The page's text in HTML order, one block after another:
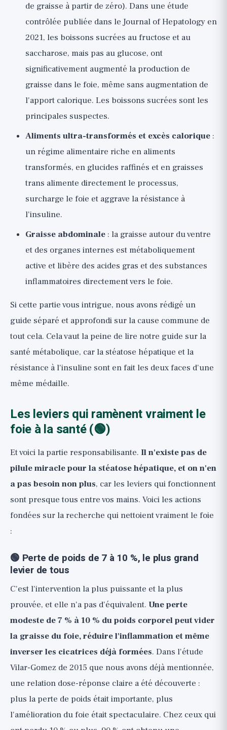
de graisse à partir de zéro). Dans une étude
contrôlée publiée dans le Journal of Hepatology en
2021, les boissons sucrées au fructose et au
saccharose, mais pas au glucose, ont
significativement augmenté la production de
graisse dans le foie, même sans augmentation de
l'apport calorique. Les boissons sucrées sont les
principales suspectes.
Aliments ultra-transformés et excès calorique :
un régime alimentaire riche en aliments
transformés, en glucides raffinés et en graisses
trans alimente directement le processus,
surcharge le foie et aggrave la résistance à
l'insuline.
Graisse abdominale : la graisse autour du ventre
et des organes internes est métaboliquement
active et libère des acides gras et des substances
inflammatoires directement vers le foie.
Si cette partie vous intrigue, nous avons rédigé un
guide séparé et approfondi sur la cause commune de
tout cela. Cela vaut la peine de lire notre guide sur la
santé métabolique, car la stéatose hépatique et la
résistance à l'insuline sont en fait les deux faces d'une
même médaille.
Les leviers qui ramènent vraiment le
foie à la santé (🟢)
Et voici la partie responsabilisante. Il n'existe pas de
pilule miracle pour la stéatose hépatique, et on n'en
a pas besoin non plus, car les leviers qui fonctionnent
sont presque tous entre vos mains. Voici les actions
fondées sur la recherche qui nettoient vraiment le foie
:
🟢 Perte de poids de 7 à 10 %, le plus grand
levier de tous
C'est l'intervention la plus puissante et la plus
prouvée, et elle n'a pas d'équivalent. Une perte
modeste de 7 % à 10 % du poids corporel peut vider
la graisse du foie, réduire l'inflammation et même
inverser les cicatrices déjà formées. Dans l'étude
Vilar-Gomez de 2015 que nous avons déjà mentionnée,
une relation dose-réponse claire a été découverte :
plus la perte de poids était importante, plus
l'amélioration du foie était spectaculaire. Chez ceux qui